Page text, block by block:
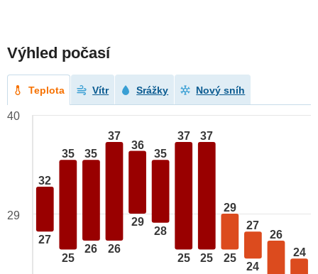
Výhled počasí
Teplota Vítr Srážky Nový sníh
32
27
35
25
35
26
37
26
36
29
35
28
37
25
37
25
29
25
27
24
26
24
40
29